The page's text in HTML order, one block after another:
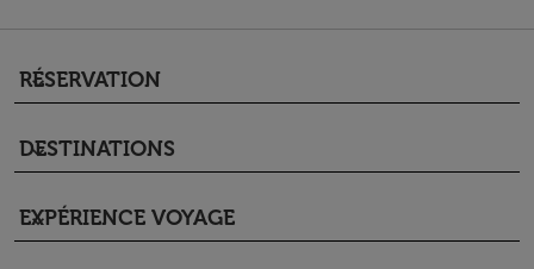
RÉSERVATION
keyboard_arrow_down
DESTINATIONS
keyboard_arrow_down
EXPÉRIENCE VOYAGE
keyboard_arrow_down